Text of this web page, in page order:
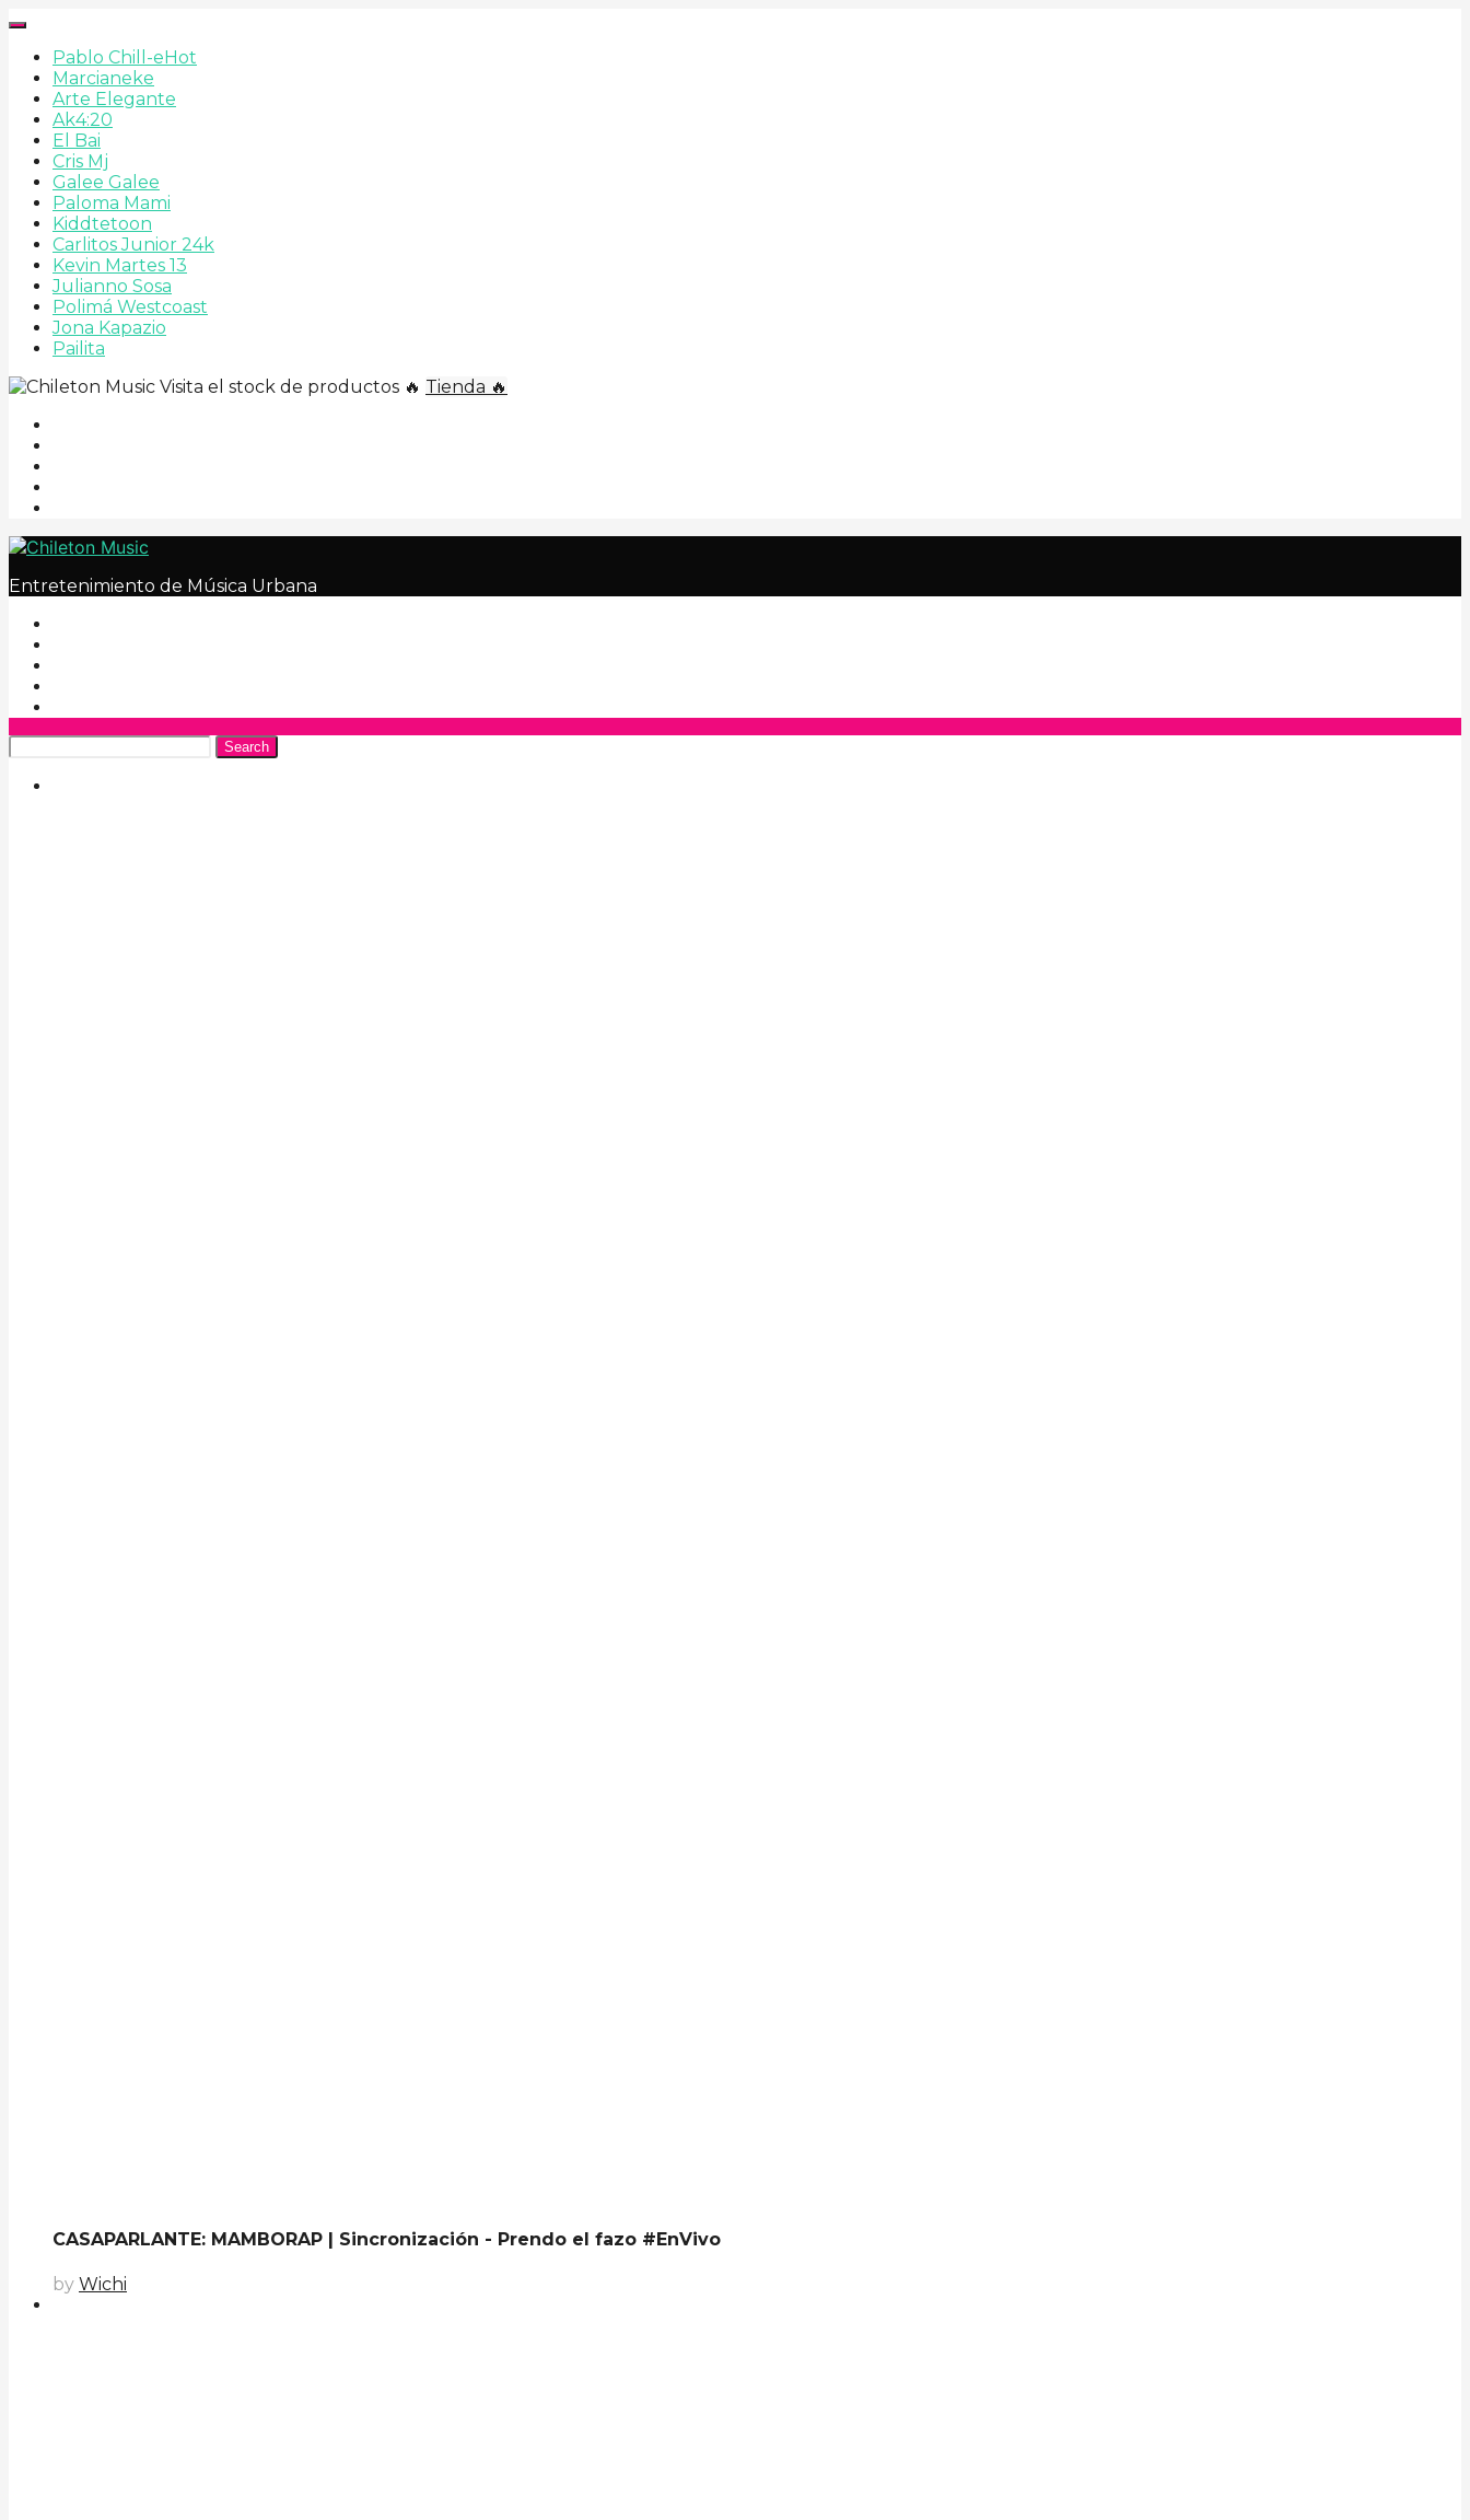
Pablo Chill-eHot
Marcianeke
Arte Elegante
Ak4:20
El Bai
Cris Mj
Galee Galee
Paloma Mami
Kiddtetoon
Carlitos Junior 24k
Kevin Martes 13
Julianno Sosa
Polimá Westcoast
Jona Kapazio
Pailita
Visita el stock de productos 🔥 Tienda 🔥
Entretenimiento de Música Urbana
Search
CASAPARLANTE: MAMBORAP | Sincronización - Prendo el fazo #EnVivo
by Wichi